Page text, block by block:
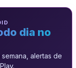
dia no
alertas de